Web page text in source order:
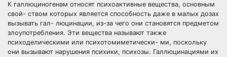
К галлюциногенам относят психоактивные вещества, основным
свой- ством которых является способность даже в малых дозах
вызывать гал- люцинации, из-за чего они становятся предметом
злоупотребления. Эти вещества называют также
психоделическими или психотомиметически- ми, поскольку
они вызывают нарушения психики, психозы. Галлюцинациями их